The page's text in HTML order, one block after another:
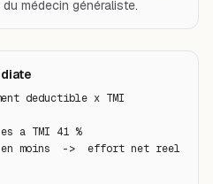
médecin généraliste.
deductible x TMI
a TMI 41 %